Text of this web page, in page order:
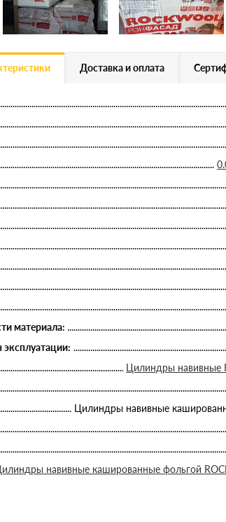
Доставка и оплата
материала:
эксплуатации:
Цилиндры навивные
Цилиндры навивные
навивные кашированные фольгой